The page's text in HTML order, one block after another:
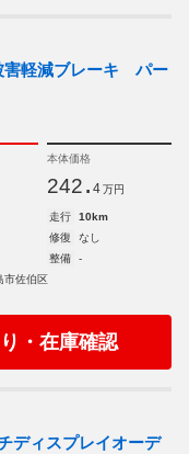
害軽減ブレーキ パー
本体価格
242. 4 万円
走行
10km
修復
なし
整備
-
市佐伯区
・在庫確認
ディスプレイオーデ